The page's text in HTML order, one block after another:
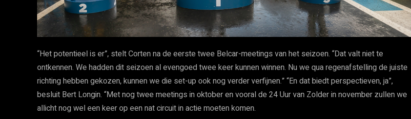
“Het potentieel is er”, stelt Corten na de eerste twee Belcar-meetings van het seizoen. “Dat valt niet te
ontkennen. We hadden dit seizoen al evengoed twee keer kunnen winnen. Nu we qua regenafstelling de juiste
richting hebben gekozen, kunnen we die set-up ook nog verder verfijnen.” “En dat biedt perspectieven, ja”,
besluit Bert Longin. “Met nog twee meetings in oktober en vooral de 24 Uur van Zolder in november zullen we
allicht nog wel een keer op een nat circuit in actie moeten komen.